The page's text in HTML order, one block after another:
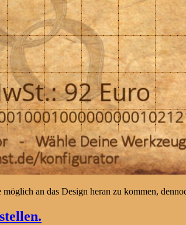
an das Design heran zu kommen,